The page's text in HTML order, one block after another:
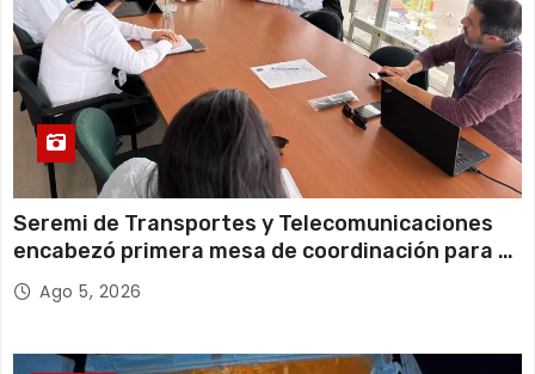
Seremi de Transportes y Telecomunicaciones
encabezó primera mesa de coordinación para el
retiro de cables en desuso en Iquique
Ago 5, 2026